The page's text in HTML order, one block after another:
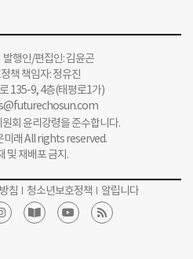
행인/편집인: 김윤곤
책 책임자: 정유진
135-9, 4층(태평로1가)
회 윤리강령을 준수합니다.
래 All rights reserved.
및 재배포 금지.
침 청소년보호정책 알립니다